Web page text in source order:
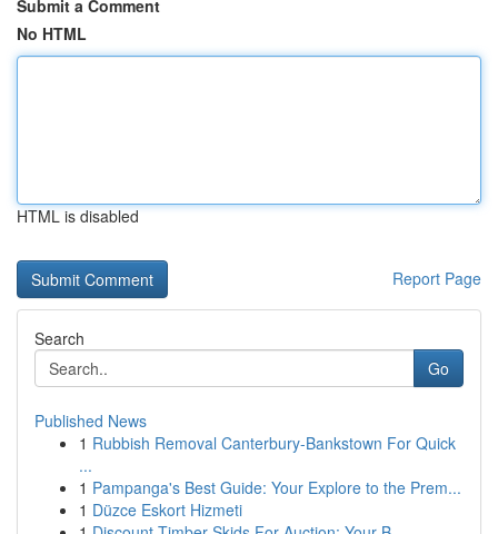
Submit a Comment
No HTML
HTML is disabled
Report Page
Search
Go
Published News
1 Rubbish Removal Canterbury-Bankstown For Quick
...
1 Pampanga's Best Guide: Your Explore to the Prem...
1 Düzce Eskort Hizmeti